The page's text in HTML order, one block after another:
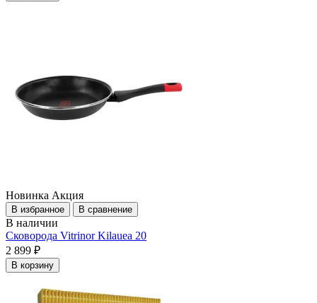
Новинка Акция
В избранное В сравнение
В наличии
Сковорода Vitrinor Kilauea 20
2 899 ₽
В корзину